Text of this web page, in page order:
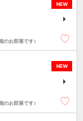
NEW
のお部屋です♪
NEW
のお部屋です♪